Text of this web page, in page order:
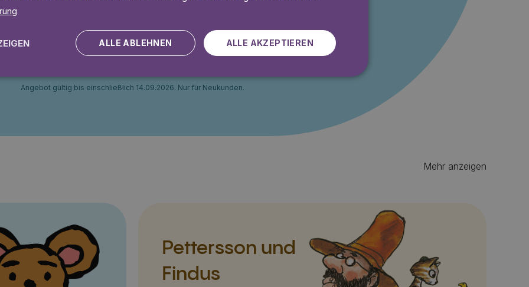
Lies 7 Tage gratis
Angebot gültig bis einschließlich 14.09.2026. Nur für Neukunden.
Mehr anzeigen
Pettersson und
Findus
ALLE AKZEPTIEREN
ALLE ABLEHNEN